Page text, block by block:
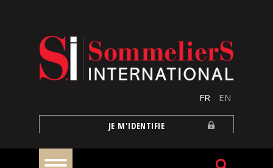
FR EN
JE M'IDENTIFIE